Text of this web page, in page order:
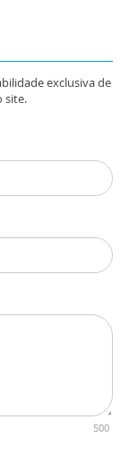
exclusiva de
site.
500